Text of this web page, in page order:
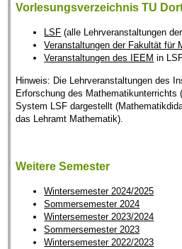
Vorlesungsverzeichnis TU
LSF (alle Lehrveranstaltungen
Veranstaltungen der Fakultät für
Veranstaltungen des IEEM in
Hinweis: Die Lehrveranstaltungen des
Erforschung des Mathematikunterrichts
System LSF dargestellt
das Lehramt Mathematik).
Weitere Semester
Wintersemester 2024/2025
Sommersemester 2024
Wintersemester 2023/2024
Sommersemester 2023
Wintersemester 2022/2023